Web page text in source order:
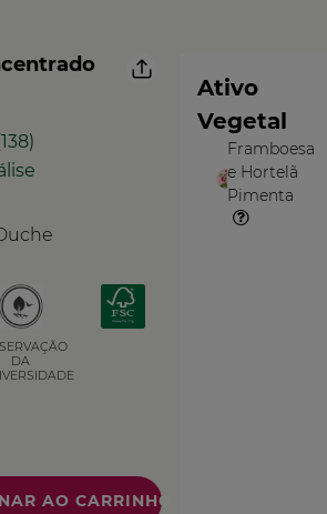
DA
Ativo
Vegetal
O
Vegetal
Framboesa
e Hortelã
Pimenta